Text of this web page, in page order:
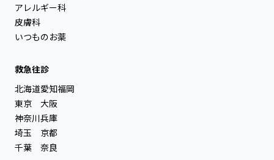
アレルギー科
皮膚科
いつものお薬
救急往診
北海道
東京
神奈川
埼玉
千葉
愛知
大阪
兵庫
京都
奈良
福岡